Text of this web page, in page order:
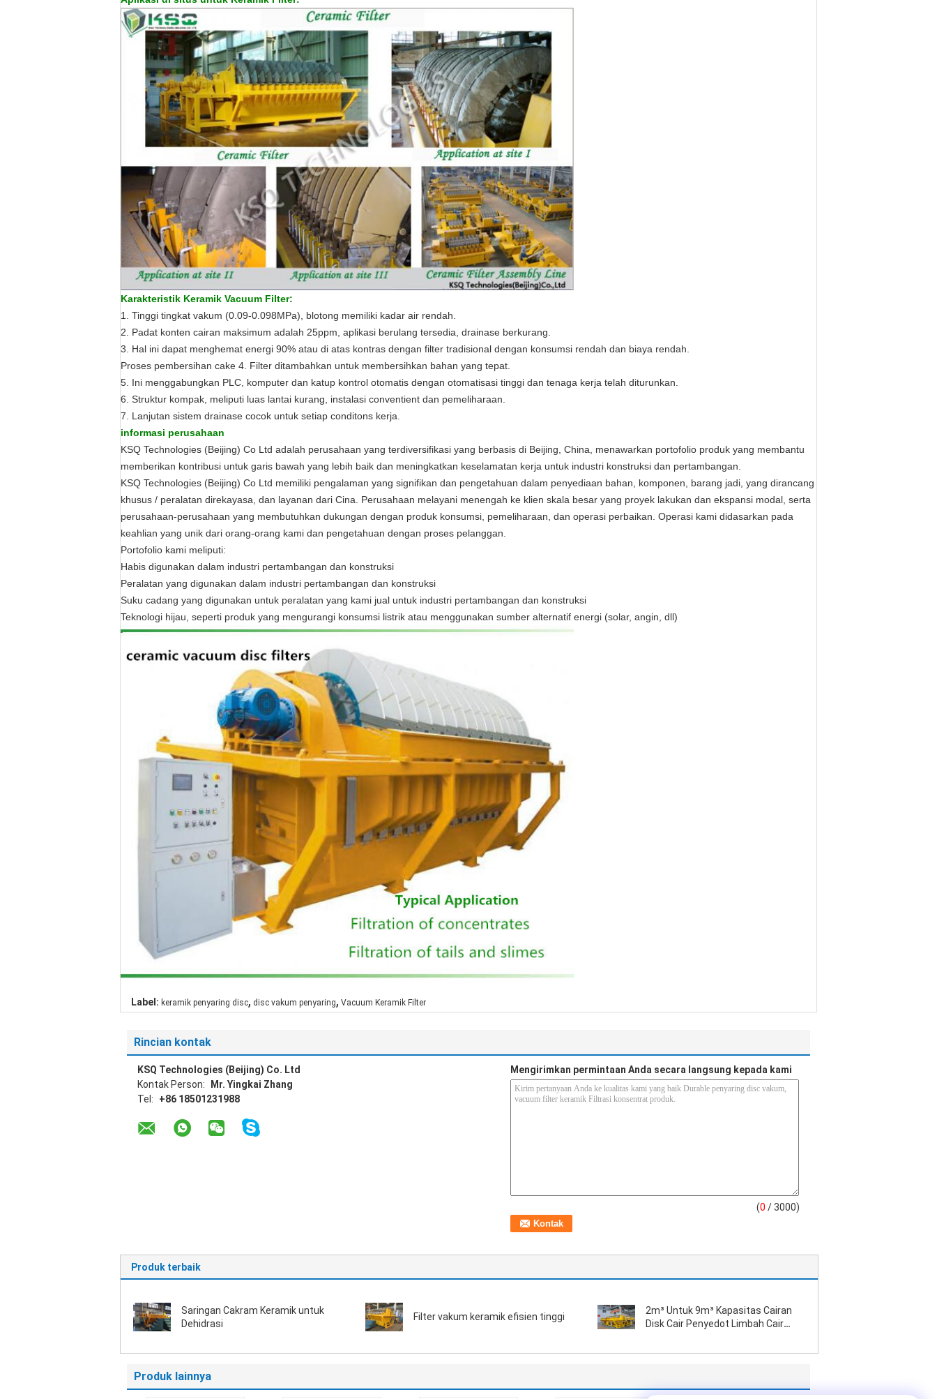
Karakteristik Keramik Vacuum Filter:
1. Tinggi tingkat vakum (0.09-0.098MPa), blotong memiliki kadar air rendah.
2. Padat konten cairan maksimum adalah 25ppm, aplikasi berulang tersedia, drainase berkurang.
3. Hal ini dapat menghemat energi 90% atau di atas kontras dengan filter tradisional dengan konsumsi rendah dan biaya rendah.
Proses pembersihan cake 4. Filter ditambahkan untuk membersihkan bahan yang tepat.
5. Ini menggabungkan PLC, komputer dan katup kontrol otomatis dengan otomatisasi tinggi dan tenaga kerja telah diturunkan.
6. Struktur kompak, meliputi luas lantai kurang, instalasi conventient dan pemeliharaan.
7. Lanjutan sistem drainase cocok untuk setiap conditons kerja.
informasi perusahaan
KSQ Technologies (Beijing) Co Ltd adalah perusahaan yang terdiversifikasi yang berbasis di Beijing, China, menawarkan portofolio produk yang membantu
memberikan kontribusi untuk garis bawah yang lebih baik dan meningkatkan keselamatan kerja untuk industri konstruksi dan pertambangan.
KSQ Technologies (Beijing) Co Ltd memiliki pengalaman yang signifikan dan pengetahuan dalam penyediaan bahan, komponen, barang jadi, yang dirancang
khusus / peralatan direkayasa, dan layanan dari Cina.
Perusahaan melayani menengah ke klien skala besar yang proyek lakukan dan ekspansi modal, serta
perusahaan-perusahaan yang membutuhkan dukungan dengan produk konsumsi, pemeliharaan, dan operasi perbaikan. Operasi kami didasarkan pada
keahlian yang unik dari orang-orang kami dan pengetahuan dengan proses pelanggan.
Portofolio kami meliputi:
Habis digunakan dalam industri pertambangan dan konstruksi
Peralatan yang digunakan dalam industri pertambangan dan konstruksi
Suku cadang yang digunakan untuk peralatan yang kami jual untuk industri pertambangan dan konstruksi
Teknologi hijau, seperti produk yang mengurangi konsumsi listrik atau menggunakan sumber alternatif energi (solar, angin, dll)
Label: keramik penyaring disc, disc vakum penyaring, Vacuum Keramik Filter
Rincian kontak
KSQ Technologies (Beijing) Co. Ltd
Kontak Person:
Mr. Yingkai Zhang
Tel:
+86 18501231988
Mengirimkan permintaan Anda secara langsung kepada kami
(0 / 3000)
Produk terbaik
Saringan Cakram Keramik untuk
Dehidrasi
Filter vakum keramik efisien tinggi
2m³ Untuk 9m³ Kapasitas Cairan
Disk Cair Penyedot Limbah Cair
Produk lainnya